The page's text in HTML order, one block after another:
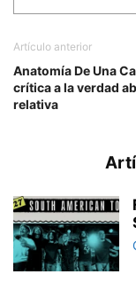
Artículo anterior
Anatomía De Una
crítica a la verdad
relativa